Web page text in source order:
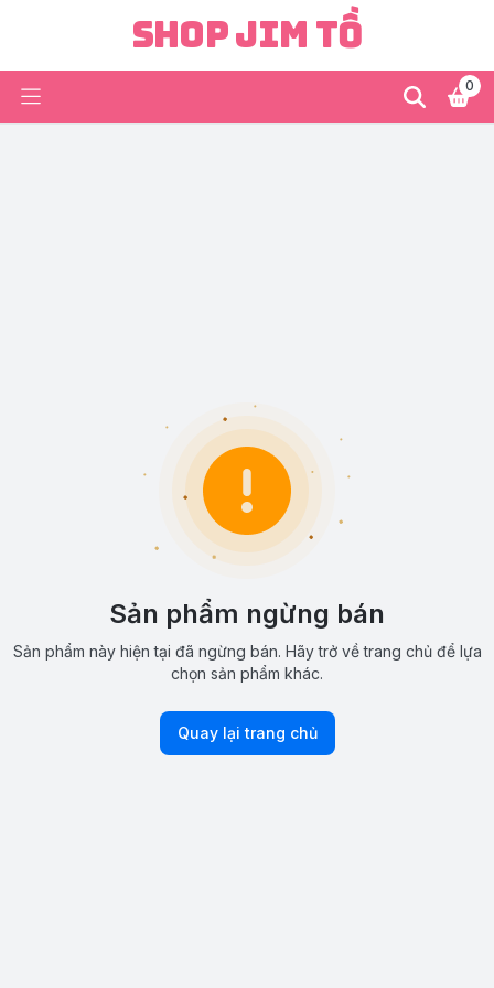
Shop Jim Tồ
0
Sản phẩm ngừng bán
Sản phẩm này hiện tại đã ngừng bán. Hãy trở về trang chủ để lựa
chọn sản phẩm khác.
Quay lại trang chủ